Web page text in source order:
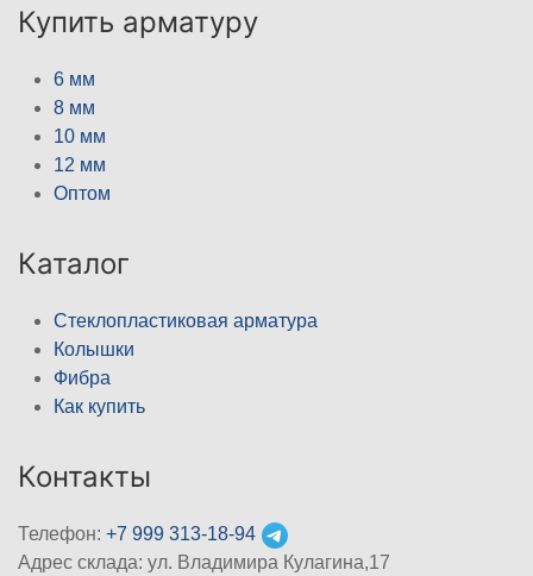
Купить арматуру
6 мм
8 мм
10 мм
12 мм
Оптом
Каталог
Стеклопластиковая арматура
Колышки
Фибра
Как купить
Контакты
Телефон: +7 999 313-18-94
Адрес склада: ул. Владимира Кулагина,17